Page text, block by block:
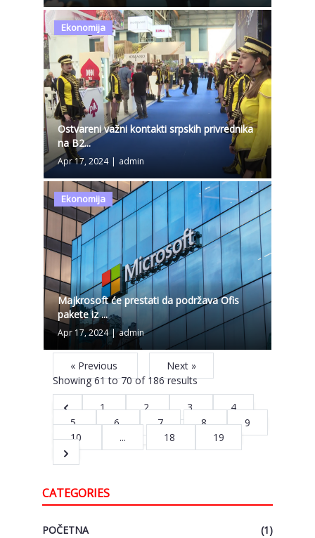
Ekonomija
Ostvareni važni kontakti srpskih privrednika
na B2...
Apr 17, 2024 | admin
Ekonomija
Majkrosoft će prestati da podržava Ofis
pakete iz ...
Apr 17, 2024 | admin
« Previous
Next »
Showing61to70of 186results
1
2 3
4
5
6 7 8
9
10
... 18 19
CATEGORIES
POČETNA
(1)